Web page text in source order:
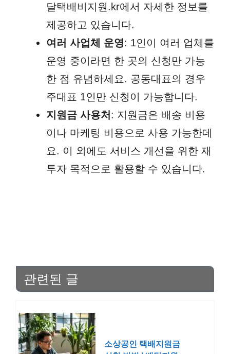
달택배비지원.kr에서 자세한 정보를
제공하고 있습니다.
여러 사업체 운영: 1인이 여러 업체를
운영 중이라면 한 곳의 신청만 가능
한 점 유념하세요. 공동대표의 경우
주대표 1인만 신청이 가능합니다.
지원금 사용처: 지원금은 배송 비용
이나 마케팅 비용으로 사용 가능한데
요. 이 외에도 서비스 개선을 위한 재
투자 목적으로 활용할 수 있습니다.
관련된 글
소상공인 택배지원금